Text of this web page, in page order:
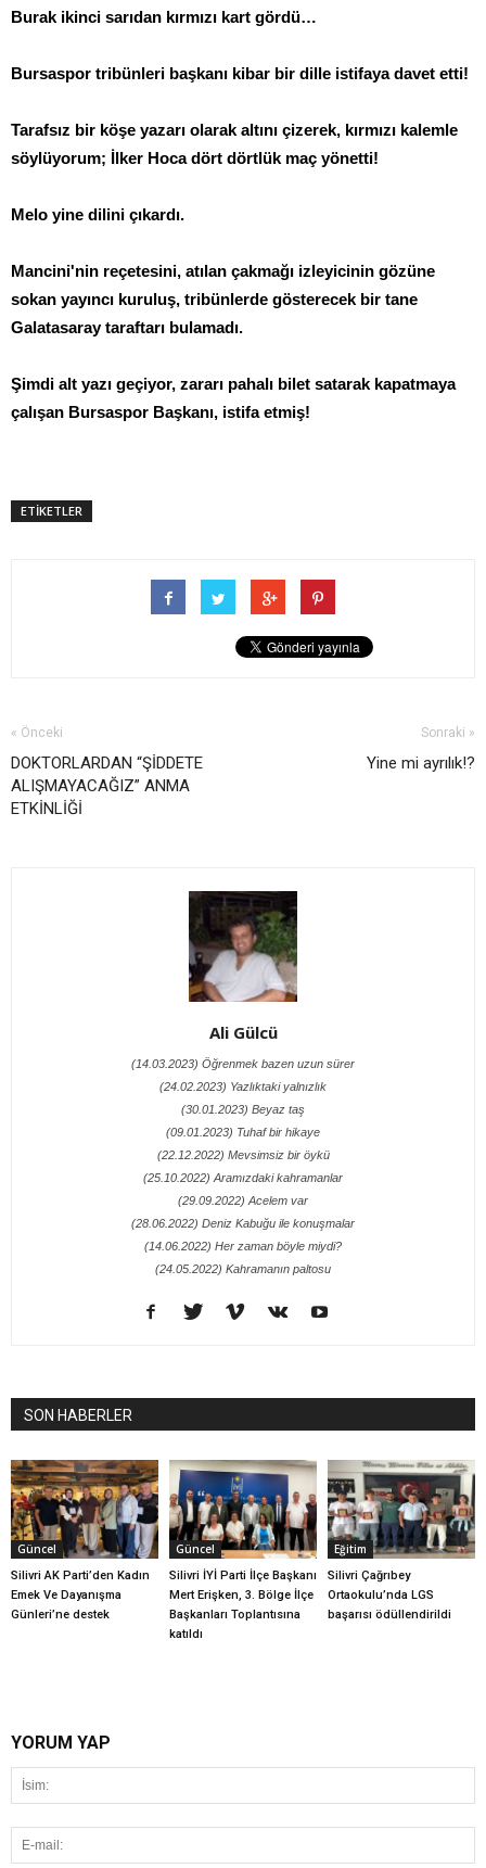
Burak ikinci sarıdan kırmızı kart gördü…
Bursaspor tribünleri başkanı kibar bir dille istifaya davet etti!
Tarafsız bir köşe yazarı olarak altını çizerek, kırmızı kalemle
söylüyorum; İlker Hoca dört dörtlük maç yönetti!
Melo yine dilini çıkardı.
Mancini'nin reçetesini, atılan çakmağı izleyicinin gözüne
sokan yayıncı kuruluş, tribünlerde gösterecek bir tane
Galatasaray taraftarı bulamadı.
Şimdi alt yazı geçiyor, zararı pahalı bilet satarak kapatmaya
çalışan Bursaspor Başkanı, istifa etmiş!
ETİKETLER
« Önceki
DOKTORLARDAN “ŞİDDETE
ALIŞMAYACAĞIZ” ANMA
ETKİNLİĞİ
Sonraki »
Yine mi ayrılık!?
Ali Gülcü
(14.03.2023) Öğrenmek bazen uzun sürer
(24.02.2023) Yazlıktaki yalnızlık
(30.01.2023) Beyaz taş
(09.01.2023) Tuhaf bir hikaye
(22.12.2022) Mevsimsiz bir öykü
(25.10.2022) Aramızdaki kahramanlar
(29.09.2022) Acelem var
(28.06.2022) Deniz Kabuğu ile konuşmalar
(14.06.2022) Her zaman böyle miydi?
(24.05.2022) Kahramanın paltosu
SON HABERLER
Güncel
Silivri AK Parti’den Kadın
Emek Ve Dayanışma
Günleri’ne destek
Güncel
Silivri İYİ Parti İlçe Başkanı
Mert Erişken, 3. Bölge İlçe
Başkanları Toplantısına
katıldı
Eğitim
Silivri Çağrıbey
Ortaokulu’nda LGS
başarısı ödüllendirildi
YORUM YAP